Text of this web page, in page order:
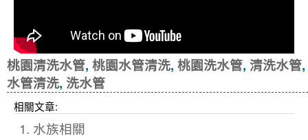
桃園清洗水管, 桃園水管清洗, 桃園洗水管, 清洗水管,
水管清洗, 洗水管
相關文章:
1. 水族相關